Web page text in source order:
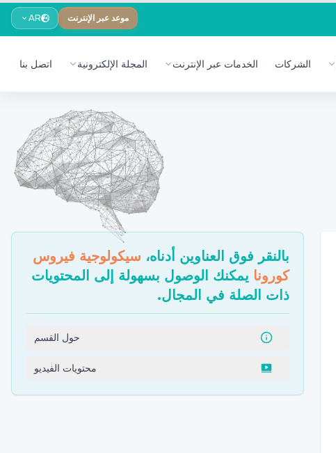
موعد عبر الإنترنت AR
الشركات الخدمات عبر الإنترنت المجلة الإلكترونية اتصل بنا
بالنقر فوق العناوين أدناه، سيكولوجية فيروس
كورونا يمكنك الوصول بسهولة إلى المحتويات
ذات الصلة في المجال.
حول القسم
محتويات الفيديو